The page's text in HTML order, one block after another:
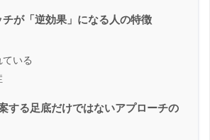
チが「逆効果」になる人の特徴
いる
する足底だけではないアプローチの